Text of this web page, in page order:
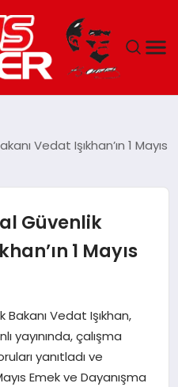
Vedat Işıkhan’ın 1 Mayıs
Güvenlik
1 Mayıs
Bakanı Vedat Işıkhan,
yayınında, çalışma
yanıtladı ve
Emek ve Dayanışma